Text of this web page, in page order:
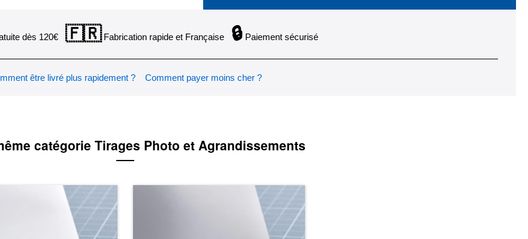
dès 120€ 🇫🇷Fabrication rapide et Française 🔒Paiement sécurisé
être livré plus rapidement ? Comment payer moins cher ?
catégorie Tirages Photo et Agrandissements